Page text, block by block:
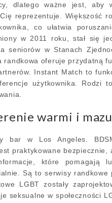
dlatego ważne jest, aby
reprezentuje. Większość
co ułatwia
w 2011 roku, stał się
seniorów w Stanach
randkowa oferuje przydatną
Instant Match to
użytkownika. Rodzi
warmi i
bar w Los Angeles.
praktykowane bezpiecznie,
które pomagają
Są to serwisy randkowe
LGBT zostały
seksualne w społeczności